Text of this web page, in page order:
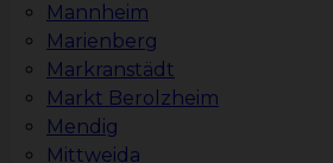
Mannheim
Marienberg
Markranstädt
Markt Berolzheim
Mendig
Mittweida